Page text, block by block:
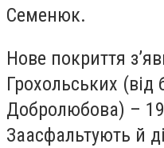
Семенюк.
Нове покриття
Грохольських
Добролюбова) –
Заасфальтують й